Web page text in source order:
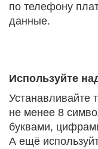
по телефону
данные.
Используйте
Устанавливайте
не менее 8
буквами,
А ещё